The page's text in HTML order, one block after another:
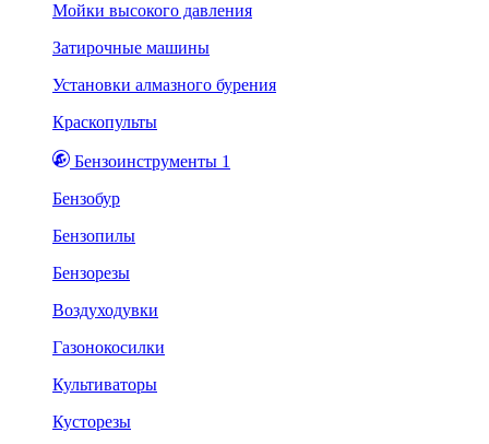
Мойки высокого давления
Затирочные машины
Установки алмазного бурения
Краскопульты
Бензоинструменты 1
Бензобур
Бензопилы
Бензорезы
Воздуходувки
Газонокосилки
Культиваторы
Кусторезы